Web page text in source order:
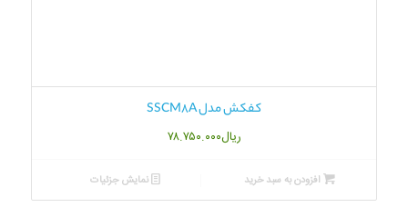
کفکش مدل SSCM8A
ریال۷۸.۷۵۰.۰۰۰
افزودن به سبد خرید نمایش جزئیات